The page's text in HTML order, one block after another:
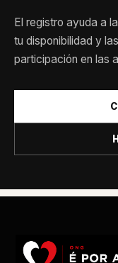
El registro ayuda a
tu disponibilidad y
participación en las